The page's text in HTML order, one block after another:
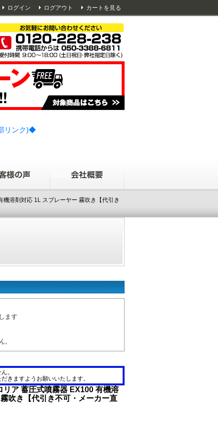
ログイン ログアウト カートを見る
リンク)◆
溶剤対応 1L スプレーヤー 霧吹き【代引き
ます
。
。
きますようお願いいたします。
リア 蓄圧式噴霧器 EX100 有機溶
吹き【代引き不可・メーカー直